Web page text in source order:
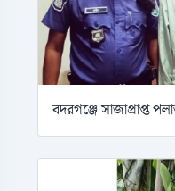
বদরগঞ্জে সাজাপ্রাপ্ত